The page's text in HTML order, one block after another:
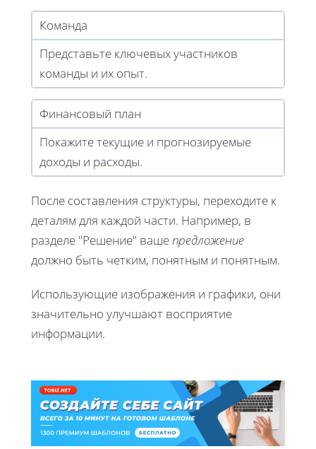
Команда
Представьте ключевых участников
команды и их опыт.
Финансовый план
Покажите текущие и прогнозируемые
доходы и расходы.
После составления структуры, переходите к
деталям для каждой части. Например, в
разделе "Решение" вашепредложение
должно быть четким, понятным и понятным.
Использующие изображения и графики, они
значительно улучшают восприятие
информации.